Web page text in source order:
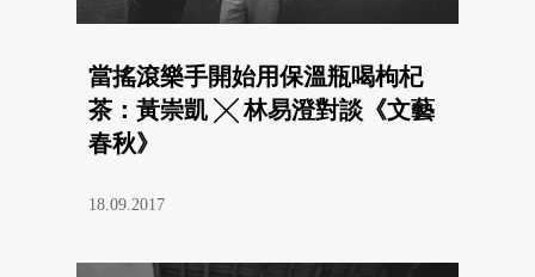
當搖滾樂手開始用保溫瓶喝枸杞
茶：黃崇凱 ╳ 林易澄對談《文藝
春秋》
18.09.2017